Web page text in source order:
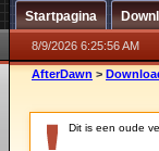
Startpagina
8/9/2026 6:25:56 AM
AfterDawn >
Dit is een oude